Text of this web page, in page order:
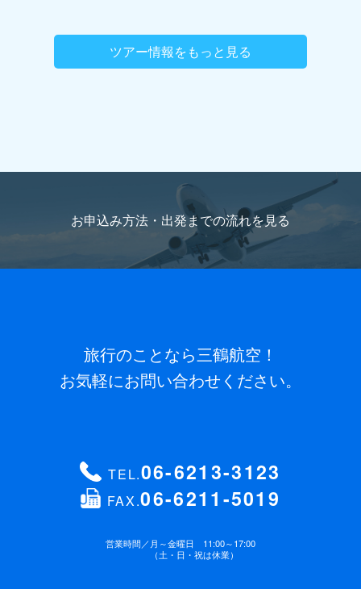
ツアー情報をもっと見る
お申込み方法・出発までの流れを見る
旅行のことなら三鶴航空！
お気軽にお問い合わせください。
TEL.06-6213-3123
FAX.06-6211-5019
営業時間／月～金曜日 11:00～17:00
（土・日・祝は休業）